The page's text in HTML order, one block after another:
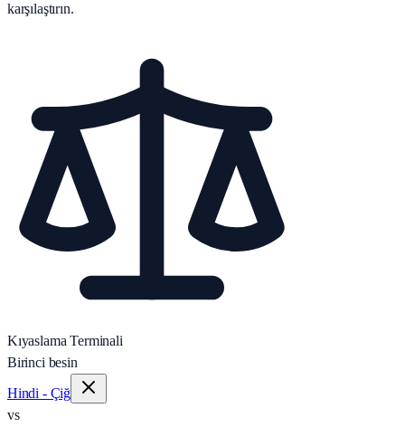
karşılaştırın.
Kıyaslama Terminali
Birinci besin
Hindi - Çiğ
vs